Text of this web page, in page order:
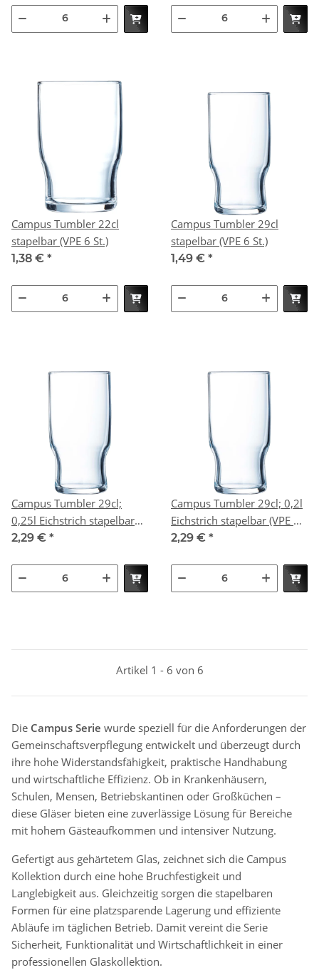
Campus Tumbler 22cl
stapelbar (VPE 6 St.)
1,38 € *
Campus Tumbler 29cl
stapelbar (VPE 6 St.)
1,49 € *
Campus Tumbler 29cl;
0,25l Eichstrich stapelbar
(VPE 6 St.)
2,29 € *
Campus Tumbler 29cl; 0,2l
Eichstrich stapelbar (VPE 6
St.)
2,29 € *
Artikel 1 - 6 von 6
Die Campus Serie wurde speziell für die Anforderungen der
Gemeinschaftsverpflegung entwickelt und überzeugt durch
ihre hohe Widerstandsfähigkeit, praktische Handhabung
und wirtschaftliche Effizienz. Ob in Krankenhäusern,
Schulen, Mensen, Betriebskantinen oder Großküchen –
diese Gläser bieten eine zuverlässige Lösung für Bereiche
mit hohem Gästeaufkommen und intensiver Nutzung.
Gefertigt aus gehärtetem Glas, zeichnet sich die Campus
Kollektion durch eine hohe Bruchfestigkeit und
Langlebigkeit aus. Gleichzeitig sorgen die stapelbaren
Formen für eine platzsparende Lagerung und effiziente
Abläufe im täglichen Betrieb. Damit vereint die Serie
Sicherheit, Funktionalität und Wirtschaftlichkeit in einer
professionellen Glaskollektion.